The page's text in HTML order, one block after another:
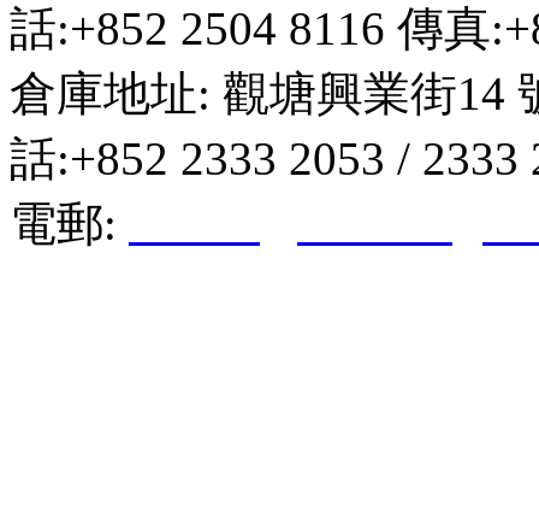
話:+852 2504 8116 傳真
倉庫地址: 觀塘興業街14
話:+852 2333 2053 /
電郵: